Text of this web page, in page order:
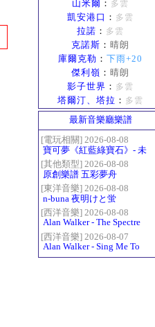
山米爾 ： 多雲
凱安港口 ： 多雲
拉諾 ： 多雲
克諾斯 ： 晴朗
庫爾克勒 ： 下雨+20
傑利嶺 ： 晴朗
影子世界 ： 多雲
塔爾汀、塔拉 ： 多雲
最新音樂廳樂譜
[電玩相關] 2026-08-08
寶可夢《紅藍綠寶石》- 未
白鎮BGM (Littleroot Town)
[其他類型] 2026-08-08
原創樂譜 五彩夢舟
[東洋音樂] 2026-08-08
n-buna 夜明けと蛍
[西洋音樂] 2026-08-08
Alan Walker - The Spectre
[西洋音樂] 2026-08-07
Alan Walker - Sing Me To
Sleep